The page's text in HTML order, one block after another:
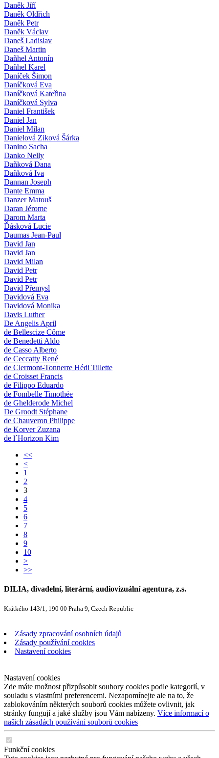
Daněk Jiří
Daněk Oldřich
Daněk Petr
Daněk Václav
Daneš Ladislav
Daneš Martin
Daňhel Antonín
Daňhel Karel
Daníček Šimon
Daníčková Eva
Daníčková Kateřina
Daníčková Sylva
Daniel František
Daniel Jan
Daniel Milan
Danielová Ziková Šárka
Danino Sacha
Danko Nelly
Daňková Dana
Daňková Iva
Dannan Joseph
Dante Emma
Danzer Matouš
Daran Jérome
Darom Marta
Ďásková Lucie
Daumas Jean-Paul
David Jan
David Jan
David Milan
David Petr
David Petr
David Přemysl
Davidová Eva
Davidová Monika
Davis Luther
De Angelis April
de Bellescize Côme
de Benedetti Aldo
de Casso Alberto
de Ceccatty René
de Clermont-Tonnerre Hédi Tillette
de Croisset Francis
de Filippo Eduardo
de Fombelle Timothée
de Ghelderode Michel
De Groodt Stéphane
de Chauveron Philippe
de Korver Zuzana
de l´Horizon Kim
<<
<
1
2
3
4
5
6
7
8
9
10
>
>>
DILIA, divadelní, literární, audiovizuální agentura, z.s.
Krátkého 143/1, 190 00 Praha 9, Czech Republic
Zásady zpracování osobních údajů
Zásady používání cookies
Nastavení cookies
Nastavení cookies
Zde máte možnost přizpůsobit soubory cookies podle kategorií, v
souladu s vlastními preferencemi. Nezapomínejte ale na to, že
zablokováním některých souborů cookies můžete ovlivnit, jak
stránky fungují a jaké služby jsou Vám nabízeny. Více informací o
našich zásadách používání souborů cookies
Funkční cookies